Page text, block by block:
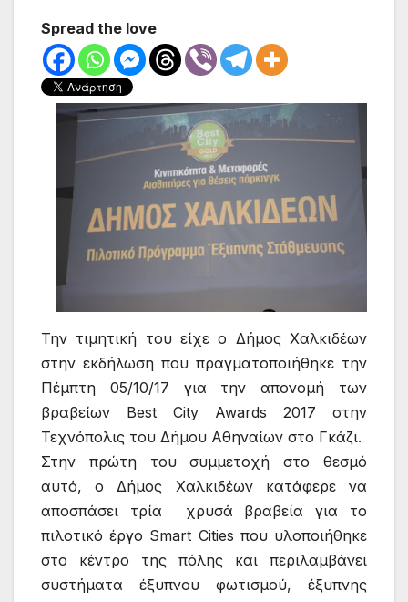
Spread the love
Την τιμητική του είχε ο Δήμος Χαλκιδέων
στην εκδήλωση που πραγματοποιήθηκε την
Πέμπτη 05/10/17 για την απονομή των
βραβείων Best City Awards 2017 στην
Τεχνόπολις του Δήμου Αθηναίων στο Γκάζι.
Στην πρώτη του συμμετοχή στο θεσμό
αυτό, ο Δήμος Χαλκιδέων κατάφερε να
αποσπάσει τρία χρυσά βραβεία για το
πιλοτικό έργο Smart Cities που υλοποιήθηκε
στο κέντρο της πόλης και περιλαμβάνει
συστήματα έξυπνου φωτισμού, έξυπνης